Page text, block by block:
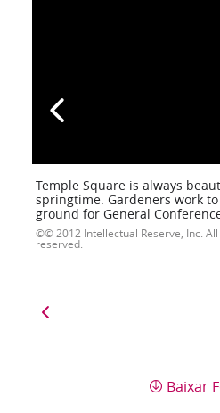
Temple Square is always
springtime. Gardeners work
ground for General
© 2012 Intellectual Reserve, Inc.
reserved.
Baixar